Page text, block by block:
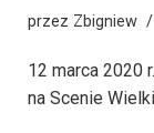
przez Zbigniew
12 marca 2020
na Scenie